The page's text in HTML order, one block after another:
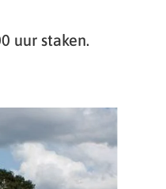
uur staken.